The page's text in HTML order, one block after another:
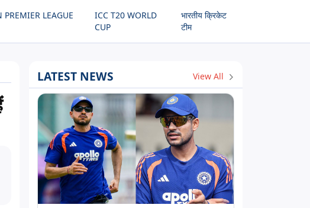
LEAGUE
ICC T20 WORLD
CUP
भारतीय क्रिकेट
टीम
LATEST NEWS View All